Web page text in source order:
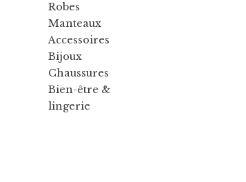
Robes
Manteaux
Accessoires
Bijoux
Chaussures
Bien-être &
lingerie